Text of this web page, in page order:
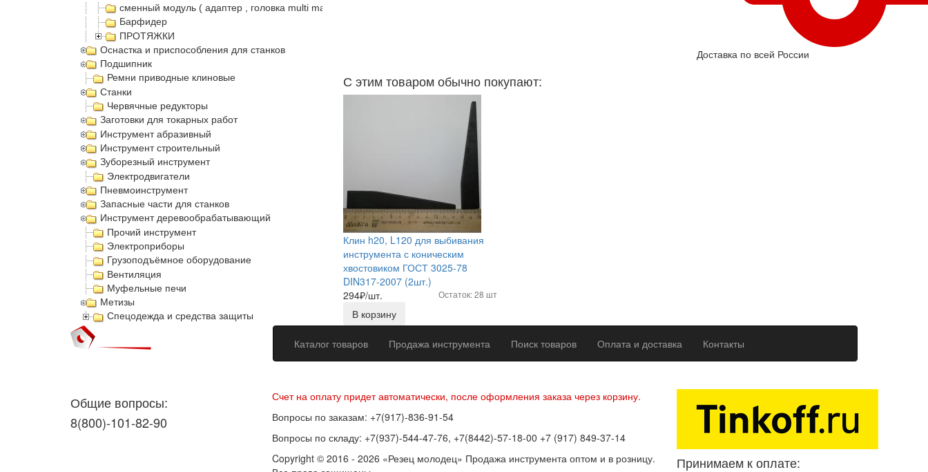
сменный модуль ( адаптер , головка multi master )
Барфидер
ПРОТЯЖКИ
Оснастка и приспособления для станков
Подшипник
Ремни приводные клиновые
Станки
Червячные редукторы
Заготовки для токарных работ
Инструмент абразивный
Инструмент строительный
Зуборезный инструмент
Электродвигатели
Пневмоинструмент
Запасные части для станков
Инструмент деревообрабатывающий
Прочий инструмент
Электроприборы
Грузоподъёмное оборудование
Вентиляция
Муфельные печи
Метизы
Спецодежда и средства защиты
Доставка по всей России
С этим товаром обычно покупают:
Клин h20, L120 для выбивания
инструмента с коническим
хвостовиком ГОСТ 3025-78
DIN317-2007 (2шт.)
294₽/шт. Остаток: 28 шт
В корзину
Каталог товаров Продажа инструмента Поиск товаров Оплата и доставка Контакты
Общие вопросы:
8(800)-101-82-90
Счет на оплату придет автоматически, после оформления заказа через корзину.
Вопросы по заказам: +7(917)-836-91-54
Вопросы по складу: +7(937)-544-47-76, +7(8442)-57-18-00 +7 (917) 849-37-14
Copyright © 2016 - 2026 «Резец молодец» Продажа инструмента оптом и в розницу.
Принимаем к оплате: